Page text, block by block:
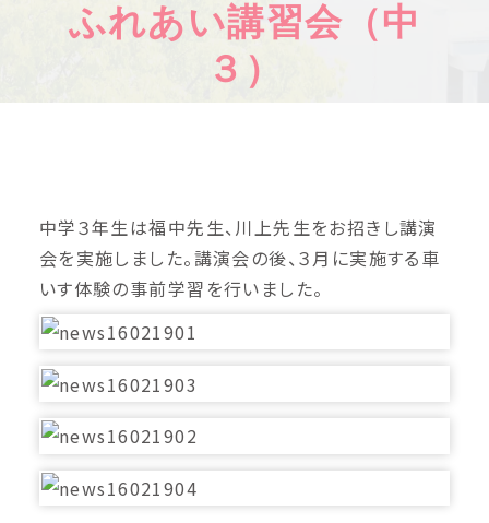
ふれあい講習会（中
３）
中学３年生は福中先生、川上先生をお招きし講演
会を実施しました。講演会の後、３月に実施する車
いす体験の事前学習を行いました。